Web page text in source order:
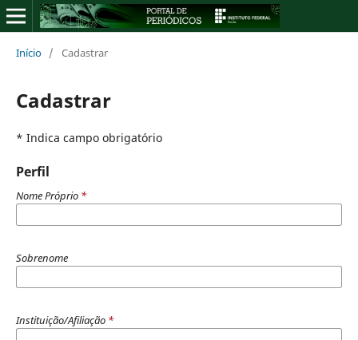
Início / Cadastrar
Cadastrar
* Indica campo obrigatório
Perfil
Nome Próprio *
Sobrenome
Instituição/Afiliação *